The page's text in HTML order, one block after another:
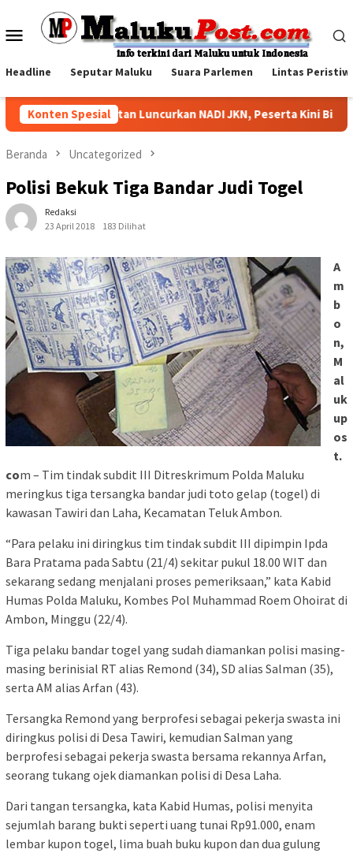
konten
Menu
Headline Seputar Maluku Suara Parlemen Lintas
Konten Spesial
BPJS Kesehatan Luncurkan NADI JKN, Peserta Kini Bisa
Beranda Uncategorized
Polisi Bekuk Tiga Bandar Judi Togel
Redaksi
23 April 2018
183 Dilihat
A
m
b
o
n,
M
al
uk
up
os
t.
com – Tim tindak subdit III Ditreskrimum Polda Maluku
meringkus tiga tersangka bandar judi toto gelap (togel) di
kawasan Tawiri dan Laha, Kecamatan Teluk Ambon.
“Para pelaku ini diringkus tim tindak subdit III dipimpin Ipda
Bara Pratama pada Sabtu (21/4) sekitar pukul 18.00 WIT dan
sekarang sedang menjalani proses pemeriksaan,” kata Kabid
Humas Polda Maluku, Kombes Pol Muhammad Roem Ohoirat di
Ambon, Minggu (22/4).
Tiga pelaku bandar togel yang sudah diamankan polisi masing-
masing berinisial RT alias Remond (34), SD alias Salman (35),
serta AM alias Arfan (43).
Tersangka Remond yang berprofesi sebagai pekerja swasta ini
diringkus polisi di Desa Tawiri, kemudian Salman yang
berprofesi sebagai pekerja swasta bersama rekannya Arfan,
seorang tukang ojek diamankan polisi di Desa Laha.
Dari tangan tersangka, kata Kabid Humas, polisi menyita
sejumlah barang bukti seperti uang tunai Rp91.000, enam
lembar kupon togel, lima buah buku kupon dan dua gulung